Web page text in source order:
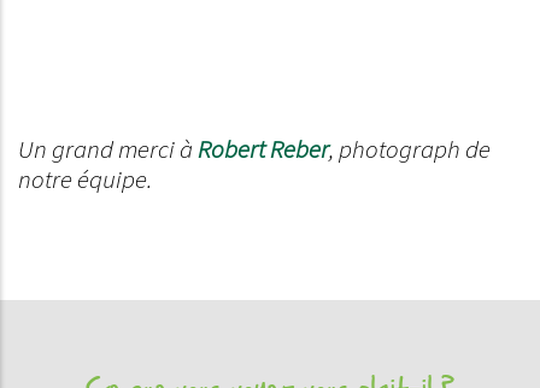
Un grand merci àRobert Reber, photograph de
notre équipe.